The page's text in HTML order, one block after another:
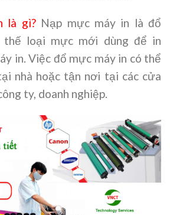
là gì?Nạp mực máy in là đổ
thế loại mực mới dùng để in
in. Việc đổ mực máy in có thể
nhà hoặc tận nơi tại các cửa
ty, doanh nghiệp.